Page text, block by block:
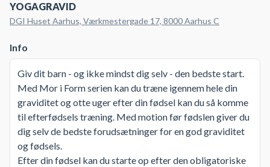
YOGAGRAVID
DGI Huset Aarhus, Værkmestergade 17, 8000 Aarhus C
Info
Giv dit barn - og ikke mindst dig selv - den bedste start.
Med Mor i Form serien kan du træne igennem hele din
graviditet og otte uger efter din fødsel kan du så komme
til efterfødsels træning. Med motion før fødslen giver du
dig selv de bedste forudsætninger for en god graviditet
og fødsels.
Efter din fødsel kan du starte op efter den obligatoriske